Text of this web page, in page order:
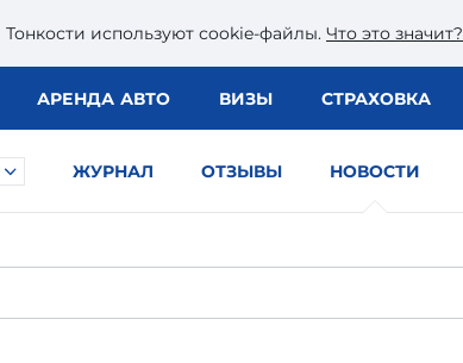
Тонкости используют сookie-файлы. Что это значит?
АРЕНДА АВТО ВИЗЫ СТРАХОВКА
ЖУРНАЛ ОТЗЫВЫ НОВОСТИ